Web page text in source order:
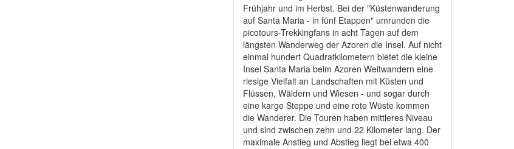
Frühjahr und im Herbst. Bei der "Küstenwanderung
auf Santa Maria - in fünf Etappen" umrunden die
picotours-Trekkingfans in acht Tagen auf dem
längsten Wanderweg der Azoren die Insel. Auf nicht
einmal hundert Quadratkilometern bietet die kleine
Insel Santa Maria beim Azoren Weitwandern eine
riesige Vielfalt an Landschaften mit Küsten und
Flüssen, Wäldern und Wiesen - und sogar durch
eine karge Steppe und eine rote Wüste kommen
die Wanderer. Die Touren haben mittleres Niveau
und sind zwischen zehn und 22 Kilometer lang. Der
maximale Anstieg und Abstieg liegt bei etwa 400